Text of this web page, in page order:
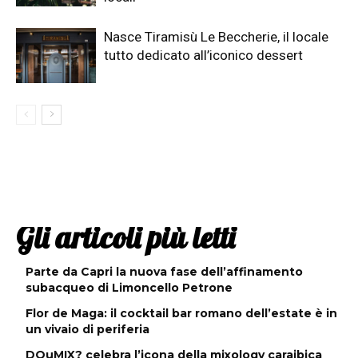
Nasce Tiramisù Le Beccherie, il locale
tutto dedicato all’iconico dessert
Gli articoli più letti
Parte da Capri la nuova fase dell’affinamento
subacqueo di Limoncello Petrone
Flor de Maga: il cocktail bar romano dell’estate è in
un vivaio di periferia
DOuMIX? celebra l’icona della mixology caraibica